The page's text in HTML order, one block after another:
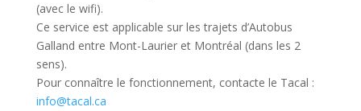
(avec le wifi).
Ce service est applicable sur les trajets d’Autobus
Galland entre Mont-Laurier et Montréal (dans les 2
sens).
Pour connaître le fonctionnement, contacte le Tacal :
info@tacal.ca